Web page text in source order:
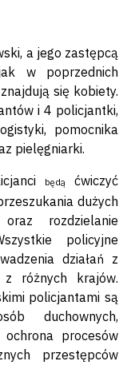
a jego zastępcą
w poprzednich
się kobiety.
i 4 policjantki,
pomocnika
pielęgniarki.
będąćwiczyć
dużych
rozdzielanie
policyjne
działań z
z różnych krajów.
policjantami są
duchownych,
ochrona procesów
przestępców